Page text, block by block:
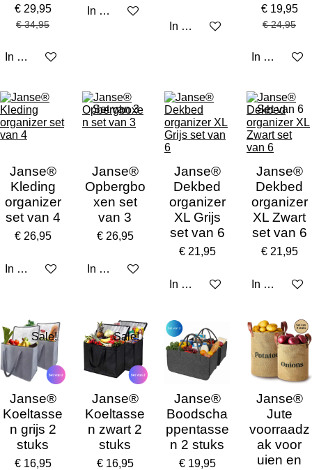
€ 29,95
€ 34,95
In winkelwagen
In winkelwagen
In winkelwagen
€ 19,95
€ 24,95
In
Janse®
Kleding
organizer
set van 4
€ 26,95
In winkelwagen
Set van 3
Janse®
Opbergbo
xen set
van 3
€ 26,95
In winkelwagen
Janse®
Dekbed
organizer
XL Grijs
set van 6
€ 21,95
In winkelwagen
Set van 6
Janse®
Dekbed
organizer
XL Zwart
set van 6
€ 21,95
In
Sale!
Janse®
Koeltasse
n grijs 2
stuks
€ 16,95
Sale!
Janse®
Koeltasse
n zwart 2
stuks
€ 16,95
Janse®
Boodscha
ppentasse
n 2 stuks
€ 19,95
Janse®
Jute
voorraadz
ak voor
uien en